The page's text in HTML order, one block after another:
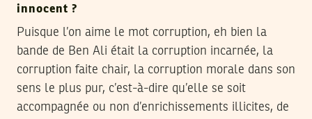
innocent ?
Puisque l’on aime le mot corruption, eh bien la
bande de Ben Ali était la corruption incarnée, la
corruption faite chair, la corruption morale dans son
sens le plus pur, c’est-à-dire qu’elle se soit
accompagnée ou non d’enrichissements illicites, de